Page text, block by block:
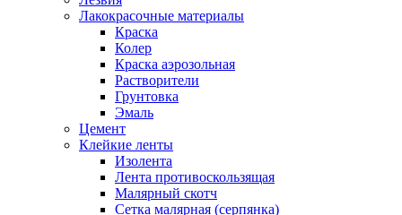
Лакокрасочные материалы
Краска
Колер
Краска аэрозольная
Растворители
Грунтовка
Эмаль
Цемент
Клейкие ленты
Изолента
Лента противоскользящая
Малярный скотч
Сетка малярная (серпянка)